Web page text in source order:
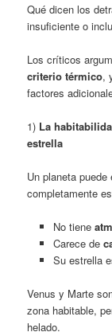
Qué dicen los
insuficiente o
Los críticos
criterio térmico,
factores
1) La
estrella
Un planeta
completamente
No tiene
Carece de
Su estrella
Venus y Marte
zona habitable,
helado.